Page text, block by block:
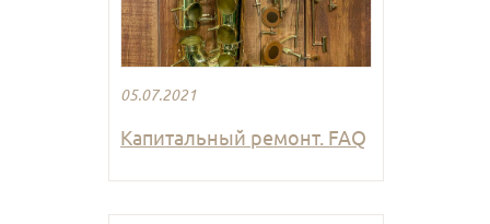
05.07.2021
Капитальный ремонт. FAQ